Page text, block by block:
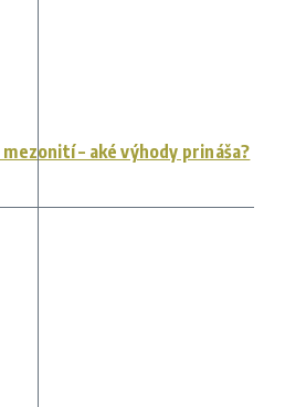
– aké výhody prináša?